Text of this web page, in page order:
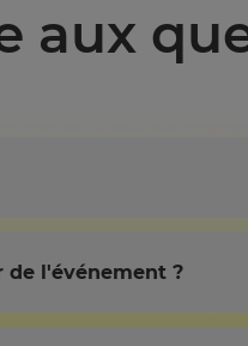
aux
de l'événement ?